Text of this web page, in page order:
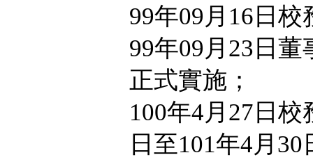
99年09月16日
99年09月23日
正式實施；
100年4月27日
日至101年4月